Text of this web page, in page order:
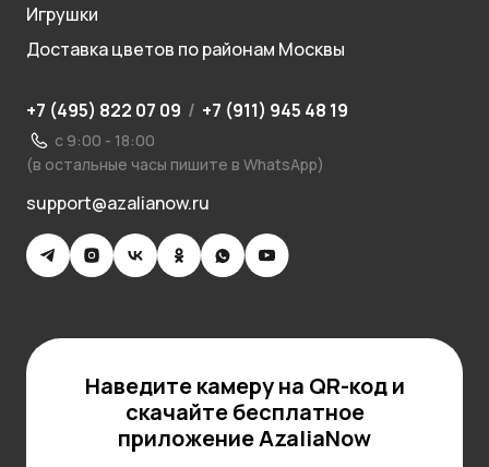
Игрушки
Доставка цветов по районам Москвы
+7 (495) 822 07 09 / +7 (911) 945 48 19
с 9:00 - 18:00
(в остальные часы пишите в WhatsApp)
support@azalianow.ru
Наведите камеру на QR-код и
скачайте бесплатное
приложение AzaliaNow